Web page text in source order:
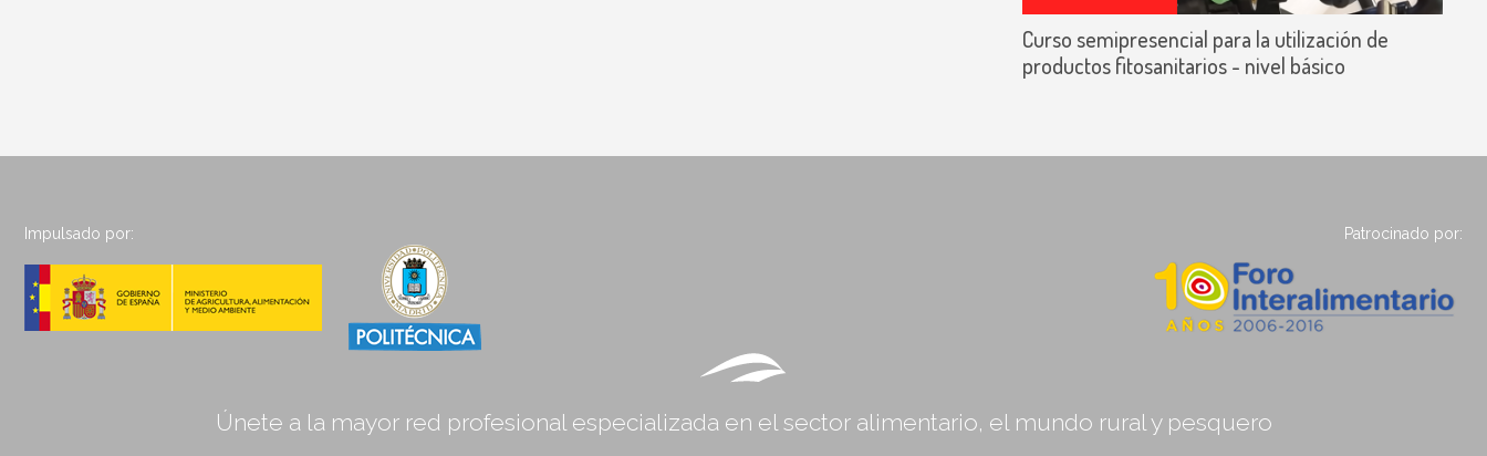
Curso semipresencial para la utilización de
productos fitosanitarios - nivel básico
Impulsado por: Patrocinado por:
Únete a la mayor red profesional especializada en el sector alimentario, el mundo rural y pesquero